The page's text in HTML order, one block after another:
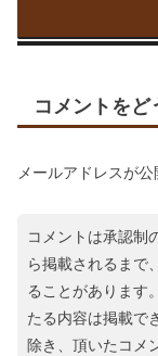
コメントをど
メールアドレスが
コメントは承認制
ら掲載されるまで
ることがあります
たる内容は掲載で
除き、頂いたコメ